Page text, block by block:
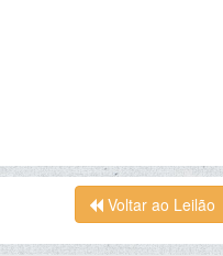
Voltar ao Leilão